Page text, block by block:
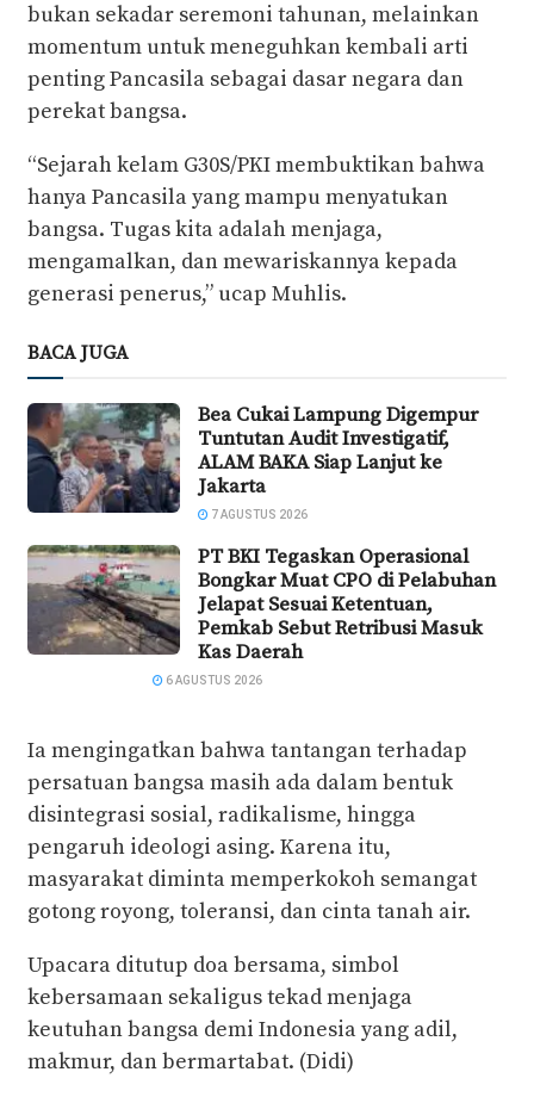
bukan sekadar seremoni tahunan, melainkan
momentum untuk meneguhkan kembali arti
penting Pancasila sebagai dasar negara dan
perekat bangsa.
“Sejarah kelam G30S/PKI membuktikan bahwa
hanya Pancasila yang mampu menyatukan
bangsa. Tugas kita adalah menjaga,
mengamalkan, dan mewariskannya kepada
generasi penerus,” ucap Muhlis.
BACA JUGA
Bea Cukai Lampung Digempur
Tuntutan Audit Investigatif,
ALAM BAKA Siap Lanjut ke
Jakarta
7 AGUSTUS 2026
PT BKI Tegaskan Operasional
Bongkar Muat CPO di Pelabuhan
Jelapat Sesuai Ketentuan,
Pemkab Sebut Retribusi Masuk
Kas Daerah
6 AGUSTUS 2026
Ia mengingatkan bahwa tantangan terhadap
persatuan bangsa masih ada dalam bentuk
disintegrasi sosial, radikalisme, hingga
pengaruh ideologi asing. Karena itu,
masyarakat diminta memperkokoh semangat
gotong royong, toleransi, dan cinta tanah air.
Upacara ditutup doa bersama, simbol
kebersamaan sekaligus tekad menjaga
keutuhan bangsa demi Indonesia yang adil,
makmur, dan bermartabat. (Didi)